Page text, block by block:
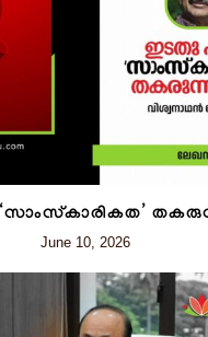
June 10, 2026